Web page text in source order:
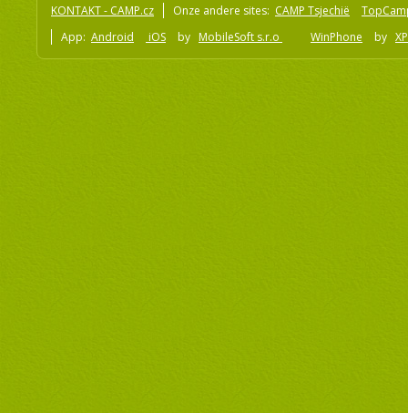
KONTAKT - CAMP.cz Onze andere sites: CAMP Tsjechië
App: Android iOS by MobileSoft s.r.o WinPhone by